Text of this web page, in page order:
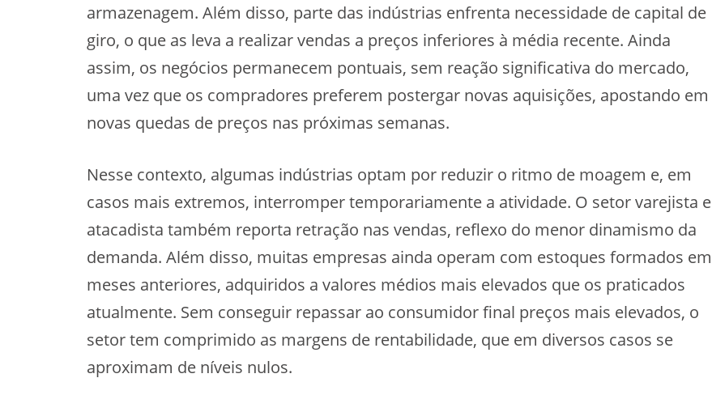
armazenagem. Além disso, parte das indústrias enfrenta necessidade de capital de
giro, o que as leva a realizar vendas a preços inferiores à média recente. Ainda
assim, os negócios permanecem pontuais, sem reação significativa do mercado,
uma vez que os compradores preferem postergar novas aquisições, apostando em
novas quedas de preços nas próximas semanas.
Nesse contexto, algumas indústrias optam por reduzir o ritmo de moagem e, em
casos mais extremos, interromper temporariamente a atividade. O setor varejista e
atacadista também reporta retração nas vendas, reflexo do menor dinamismo da
demanda. Além disso, muitas empresas ainda operam com estoques formados em
meses anteriores, adquiridos a valores médios mais elevados que os praticados
atualmente. Sem conseguir repassar ao consumidor final preços mais elevados, o
setor tem comprimido as margens de rentabilidade, que em diversos casos se
aproximam de níveis nulos.